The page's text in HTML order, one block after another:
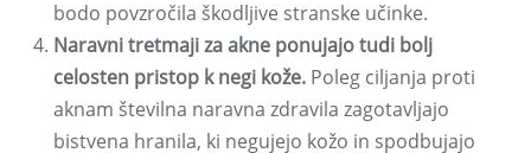
bodo povzročila škodljive stranske učinke.
Naravni tretmaji za akne ponujajo tudi bolj
celosten pristop k negi kože. Poleg ciljanja proti
aknam številna naravna zdravila zagotavljajo
bistvena hranila, ki negujejo kožo in spodbujajo